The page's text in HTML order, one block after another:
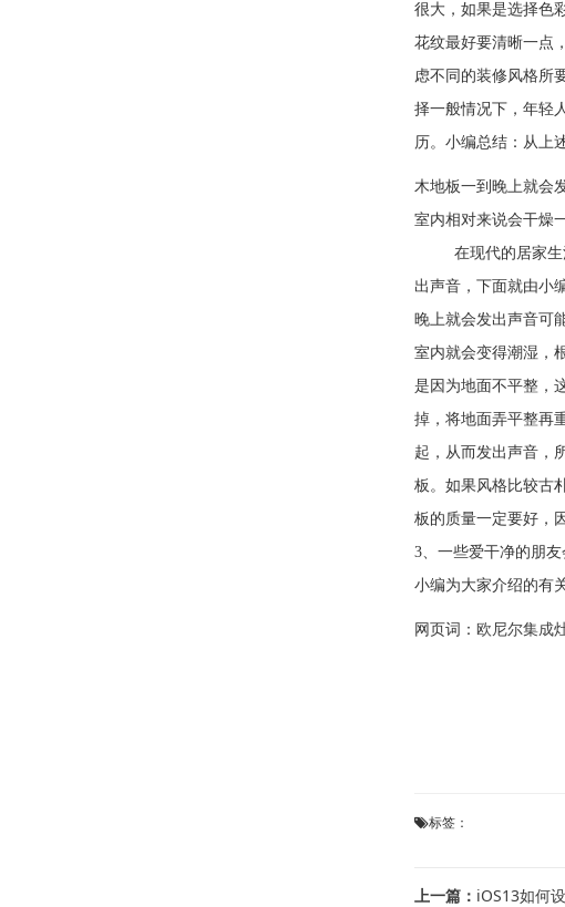
很大，如果是选择色
花纹最好要清晰一点
虑不同的装修风格所
择一般情况下，年轻
历。小编总结：从上
木地板一到晚上就会
室内相对来说会干
在现代的居家生活
出声音，下面就由小
晚上就会发出声音可
室内就会变得潮湿，
是因为地面不平整，
掉，将地面弄平整再
起，从而发出声音，
板。如果风格比较古
板的质量一定要好，
3、一些爱干净的朋
小编为大家介绍的有
网页词： 欧尼尔集成
标签：
上一篇： iOS13如何